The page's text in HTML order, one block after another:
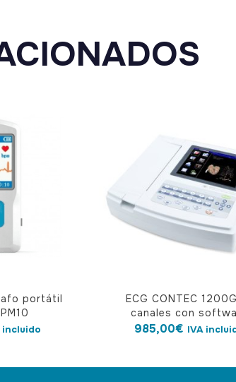
portátil
incluido
ECG CONTEC
canales con
985,00€ IVA